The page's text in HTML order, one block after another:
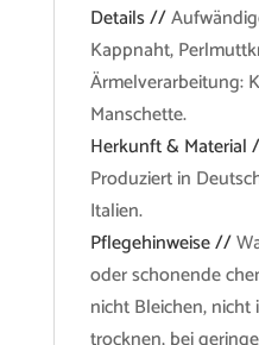
Details //
Kappnaht,
Ärmelverarbeitung:
Manschette.
Herkunft & Material
Produziert in
Italien.
Pflegehinweise //
oder schonende
nicht Bleichen,